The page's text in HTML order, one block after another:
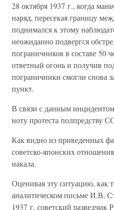
28 октября 1937 г., когда
наряд, пересекая границу
поднимался к этому
неожиданно подвергся
пограничников в составе 50
ответный огонь и получив
пограничники смогли снова
пункт.
В связи с данным
ноту протеста полпредству
Как видно из приведенных
советско-японских
накала.
Оценивая эту ситуацию, как
аналитическом письме И.В.
1937 г. советский разведчик